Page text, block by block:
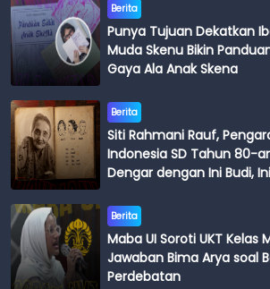
Berita
Punya Tujuan Dekatkan
Muda Skenu Bikin
Gaya Ala Anak Skena
Berita
Siti Rahmani Rauf,
Indonesia SD Tahun 80-
Dengar dengan Ini Budi,
Berita
Maba UI Soroti UKT Kelas
Jawaban Bima Arya soal
Perdebatan